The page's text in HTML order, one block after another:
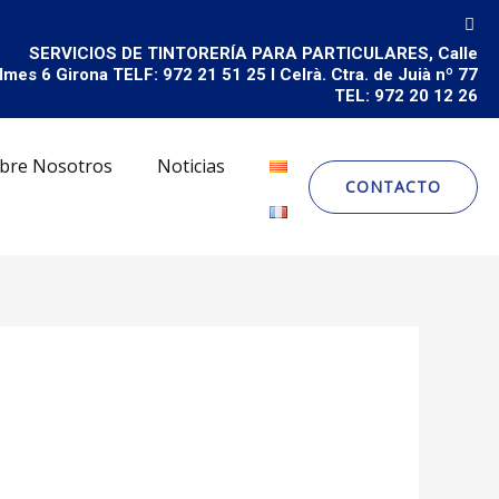
SERVICIOS DE TINTORERÍA PARA PARTICULARES, Calle
6 Girona TELF: 972 21 51 25 I Celrà. Ctra. de Juià nº 77
TEL: 972 20 12 26
Nosotros Noticias
CONTACTO